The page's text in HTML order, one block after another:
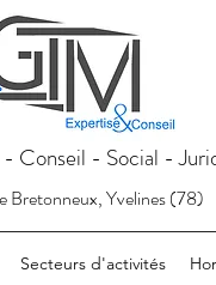
Conseil - Social -
Bretonneux, Yvelines (78)
Secteurs d'activités